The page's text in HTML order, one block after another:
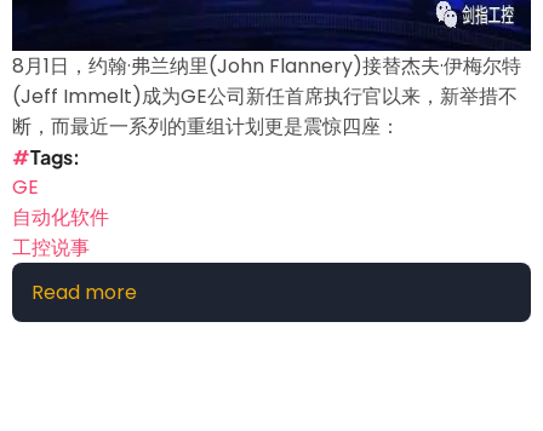
8月1日，约翰·弗兰纳里(John Flannery)接替杰夫·伊梅尔特
(Jeff Immelt)成为GE公司新任首席执行官以来，新举措不
断，而最近一系列的重组计划更是震惊四座：
Tags
GE
自动化软件
工控说事
Read more
GE